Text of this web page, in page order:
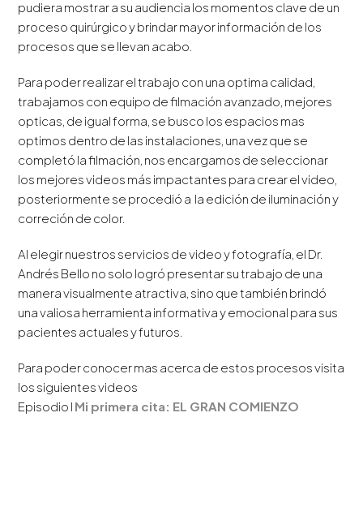
pudiera mostrar a su audiencia los momentos clave de un
proceso quirúrgico y brindar mayor información de los
procesos que se llevan acabo.
Para poder realizar el trabajo con una optima calidad,
trabajamos con equipo de filmación avanzado, mejores
opticas, de igual forma, se busco los espacios mas
optimos dentro de las instalaciones, una vez que se
completó la filmación, nos encargamos de seleccionar
los mejores videos más impactantes para crear el video,
posteriormente se procedió a la edición de iluminación y
correción de color.
Al elegir nuestros servicios de video y fotografía, el Dr.
Andrés Bello no solo logró presentar su trabajo de una
manera visualmente atractiva, sino que también brindó
una valiosa herramienta informativa y emocional para sus
pacientes actuales y futuros.
Para poder conocer mas acerca de estos procesos visita
los siguientes videos
Episodio I Mi primera cita: EL GRAN COMIENZO